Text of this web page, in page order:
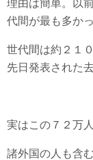
理由は簡単。以
代間が最も多か
世代間は約２１
先日発表された
実はこの７２万
諸外国の人も含